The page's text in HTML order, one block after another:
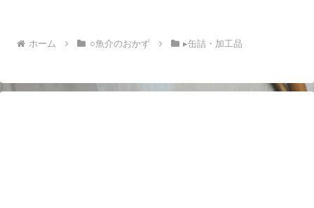
ホーム ○魚介のおかず ▸缶詰・加工品